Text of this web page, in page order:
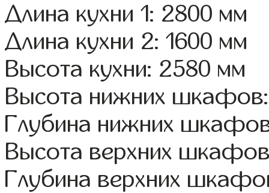
Длина кухни 1: 2800 мм
Длина кухни 2: 1600 мм
Высота кухни: 2580 мм
Высота нижних
Глубина нижних
Высота верхних
Глубина верхних